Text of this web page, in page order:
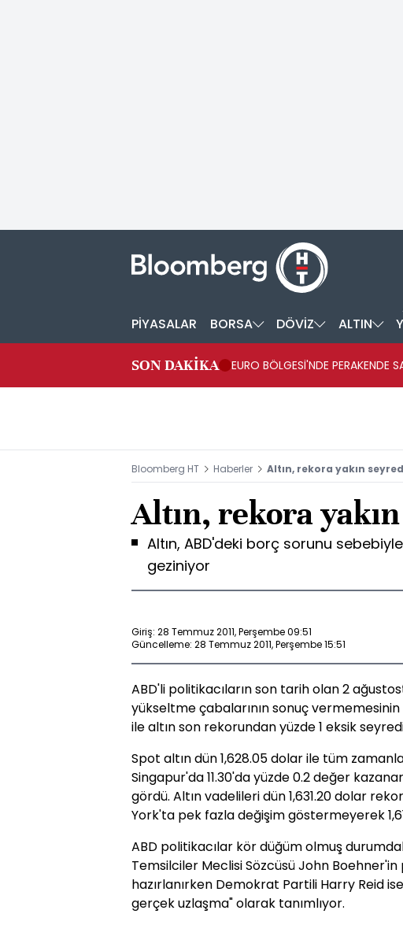
PİYASALAR BORSA DÖVİZ ALTIN
SON DAKİKA
EURO BÖLGESİ'NDE PERAKENDE
Bloomberg HT Haberler Altın, rekora yakın
Altın, rekora
Altın, ABD'deki borç sorunu
geziniyor
Giriş: 28 Temmuz 2011, Perşembe 09:51
Güncelleme: 28 Temmuz 2011, Perşembe 15:51
ABD'li politikacıların son tarih olan 2
yükseltme çabalarının sonuç
ile altın son rekorundan yüzde 1 eksik
Spot altın dün 1,628.05 dolar ile tüm
Singapur'da 11.30'da yüzde 0.2 değer
gördü. Altın vadelileri dün 1,631.20 dolar
York'ta pek fazla değişim göstermeyerek
ABD politikacılar kör düğüm olmuş
Temsilciler Meclisi Sözcüsü John Boehner'in
hazırlanırken Demokrat Partili Harry Reid
gerçek uzlaşma" olarak tanımlıyor.